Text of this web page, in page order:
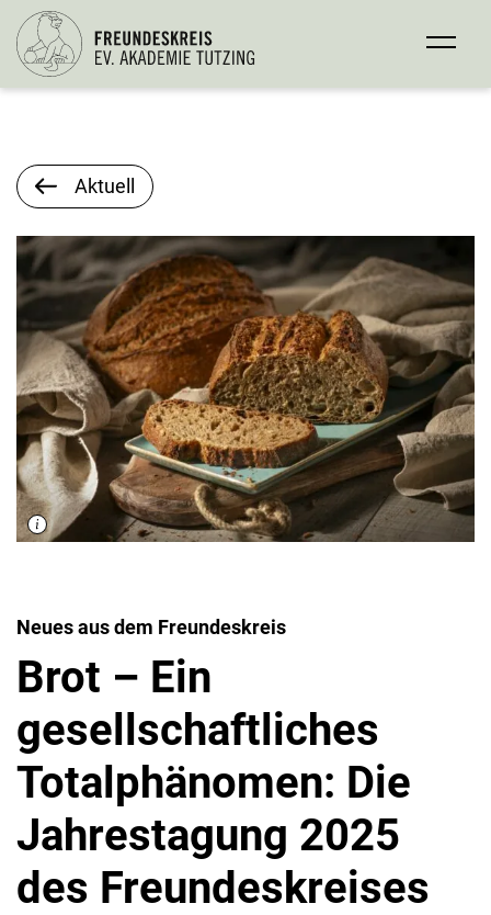
Aktuell
Neues aus dem Freundeskreis
Brot – Ein
gesellschaftliches
Totalphänomen: Die
Jahrestagung 2025
des Freundeskreises